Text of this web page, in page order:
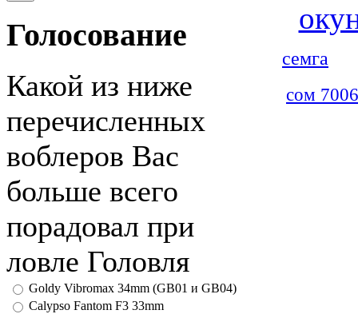
Голосование
Какой из ниже
перечисленных
воблеров Вас
больше всего
порадовал при
ловле Головля
Goldy Vibromax 34mm (GB01 и GB04)
Calypso Fantom F3 33mm
семга
сом